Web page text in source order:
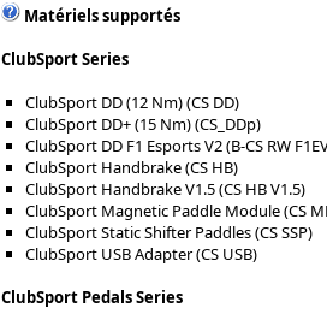
Matériels supportés
ClubSport Series
ClubSport DD (12 Nm) (CS DD)
ClubSport DD+ (15 Nm) (CS_DDp)
ClubSport DD F1 Esports V2 (B-CS RW
ClubSport Handbrake (CS HB)
ClubSport Handbrake V1.5 (CS HB V1.5)
ClubSport Magnetic Paddle Module (CS
ClubSport Static Shifter Paddles (CS SSP)
ClubSport USB Adapter (CS USB)
ClubSport Pedals Series